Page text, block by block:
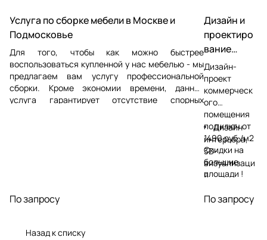
Услуга по сборке мебели в Москве и
Подмосковье
Для того, чтобы как можно быстрее
воспользоваться купленной у нас мебелью - мы
предлагаем вам услугу профессиональной
сборки. Кроме экономии времени, данная
услуга гарантирует отсутствие спорных
По запросу
Дизайн и
проектиро
вание
магазинов
и офисов
Дизайн-
проект
коммерческ
ого
помещения
под ключ от
1490 руб./м2
Скидки на
большие
площади !
Дизайн
интерьера,
3D-
визуализаци
я
материалов,
По запросу
Назад к списку